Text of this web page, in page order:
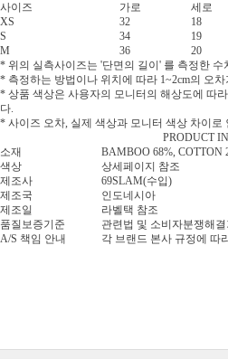
사이즈 가로 세로
XS
32
18
S
34
19
M
36
20
* 위의 실측사이즈는 '단면의 길이' 를 측정한 수
* 측정하는 방법이나 위치에 따라 1~2cm의 오
* 상품 색상은 사용자의 모니터의 해상도에 따
다.
* 사이즈 오차, 실제 색상과 모니터 색상 차이로
PRODUCT
소재
BAMBOO 68%, COTTON
색상
상세페이지 참조
제조사
69SLAM(수입)
제조국
인도네시아
제조일
라벨택 참조
품질보증기준
관련법 및 소비자분쟁해
A/S 책임 안내
각 브랜드 본사 규정에 따